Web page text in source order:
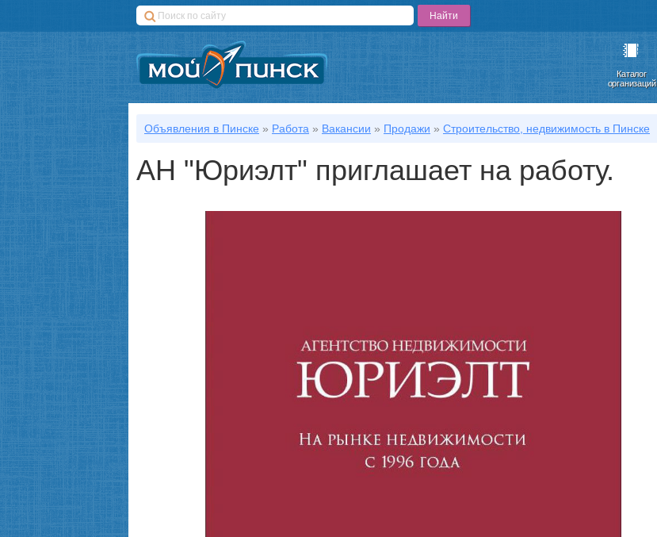
Каталог
организаций
Объявления в Пинске » Работа » Вакансии » Продажи » Строительство, недвижимость в Пинске
АН "Юриэлт" приглашает на работу.